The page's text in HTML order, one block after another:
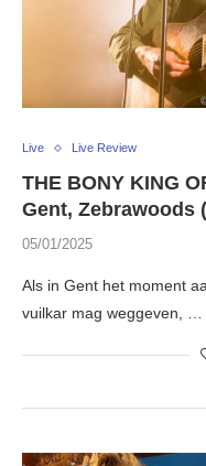
Live Live Review
THE BONY KING
Gent, Zebrawoods
05/01/2025
Als in Gent het moment
vuilkar mag weggeven, …